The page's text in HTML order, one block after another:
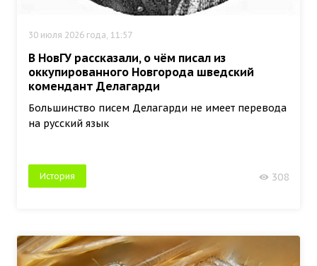
30 июля 2026 года, 11:57
В НовГУ рассказали, о чём писал из
оккупированного Новгорода шведский
комендант Делагарди
Большинство писем Делагарди не имеет перевода
на русский язык
История 308